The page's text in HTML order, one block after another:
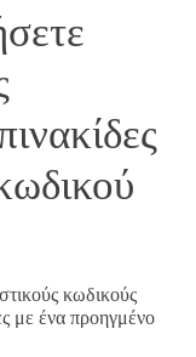
κωδικούς
με ένα προηγμένο